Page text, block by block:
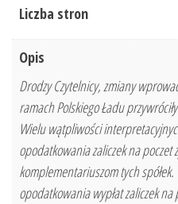
Liczba stron
Opis
Drodzy Czytelnicy, zmiany
ramach Polskiego Ładu
Wielu wątpliwości
opodatkowania zaliczek na poczet
komplementariuszom tych
opodatkowania wypłat zaliczek